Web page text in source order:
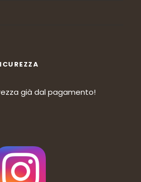
già dal pagamento!